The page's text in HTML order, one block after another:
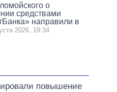
о
средствами
направили в
2026, 19:34
повышение